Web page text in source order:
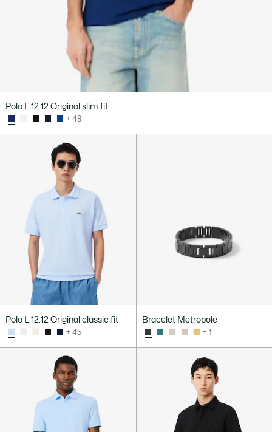
Polo L.12.12 Original slim fit
+ 48
Polo L.12.12 Original classic fit
+ 45
Bracelet Metropole
+ 1